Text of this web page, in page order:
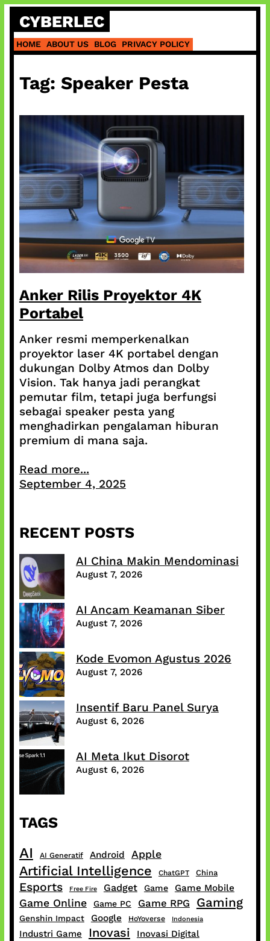
Skip
content
CYBERLEC
HOME ABOUT US BLOG PRIVACY POLICY
Tag: Speaker Pesta
Anker Rilis Proyektor 4K
Portabel
Anker resmi memperkenalkan
proyektor laser 4K portabel dengan
dukungan Dolby Atmos dan Dolby
Vision. Tak hanya jadi perangkat
pemutar film, tetapi juga berfungsi
sebagai speaker pesta yang
menghadirkan pengalaman hiburan
premium di mana saja.
Read more...
September 4, 2025
RECENT POSTS
AI China Makin Mendominasi
August 7, 2026
AI Ancam Keamanan Siber
August 7, 2026
Kode Evomon Agustus 2026
August 7, 2026
Insentif Baru Panel Surya
August 6, 2026
AI Meta Ikut Disorot
August 6, 2026
TAGS
AI AI Generatif Android Apple
Artificial Intelligence ChatGPT China
Esports Free Fire Gadget Game Game Mobile
Game Online Game PC Game RPG Gaming
Genshin Impact Google HoYoverse Indonesia
Industri Game Inovasi Inovasi Digital